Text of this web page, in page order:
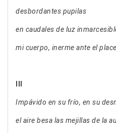
desbordantes pupilas
en caudales de luz
mi cuerpo, inerme ante el
Impávido en su frío, en su
el aire besa las mejillas de la